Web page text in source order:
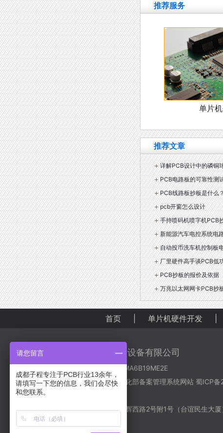
推荐服务
单片
推荐文章
详解PCB设计中的磷铜
PCB电路板的可靠性测
PCB线路板抄板是什么
pcb开窗怎么设计
手持喷码机喷字机PCB
新能源汽车电控系统电
自动投币洗车机控制板
厂里硬件高手谈PCB低
PCB抄板的报价及依据
万兆以太网网卡PCB抄
首页 单片机硬件开发
成都子程新辉电子设备有限公司
营业执照：91510106MA6B19ME2E
备案号码：工业和信息化部备案管理系统网站 蜀ICP
地址：成都市金牛区星辉西路2号附1号（台谊民生大
请您留言
成都子程专注于PCB行业13余年，
请填写一下您的信息，我们会尽快
和您联系。